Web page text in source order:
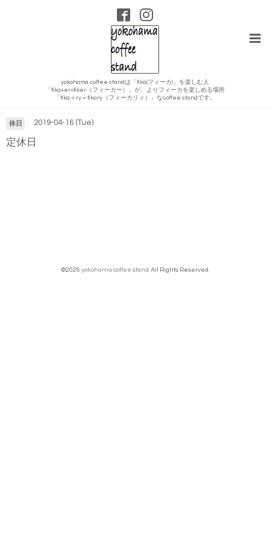
yokohama coffee standは「fika(フィーカ)」を楽しむ人
「fika+er=fiker（フィーカー）」が、よりフィーカを楽しめる場所
「fika＋ry＝fikary（フィーカリィ）」なcoffee standです。
カレンダー
休日 2019-04-16 (Tue)
定休日
©2026 yokohama coffee stand. All Rights Reserved.